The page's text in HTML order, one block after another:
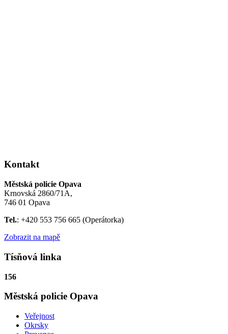
Kontakt
Městská policie Opava
Krnovská 2860/71A,
746 01 Opava
Tel.: +420 553 756 665 (Operátorka)
Zobrazit na mapě
Tísňová linka
156
Městská policie Opava
Veřejnost
Okrsky